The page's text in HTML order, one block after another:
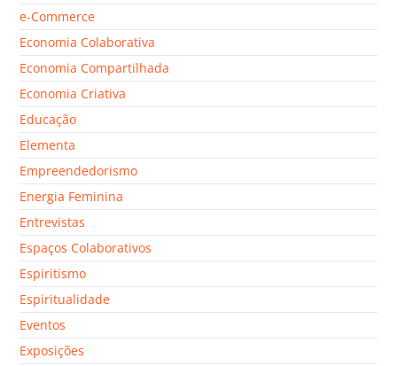
e-Commerce
Economia Colaborativa
Economia Compartilhada
Economia Criativa
Educação
Elementa
Empreendedorismo
Energia Feminina
Entrevistas
Espaços Colaborativos
Espiritismo
Espiritualidade
Eventos
Exposições